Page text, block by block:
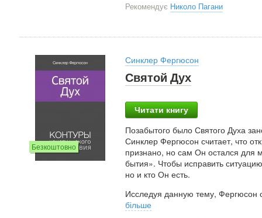
Рекомендує Николо Пагани
Безкоштовно
Синклер Фергюсон
Святой Дух
Читати книгу
Позабытого было Святого Духа
Синклер Фергюсон считает, что
признано, но сам Он остался для
бытия». Чтобы исправить
но и кто Он есть.
Исследуя данную тему, Фергюсон
більше